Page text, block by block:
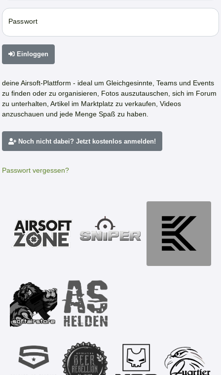
Passwort
Einloggen
deine Airsoft-Plattform - ideal um Gleichgesinnte, Teams und Events
zu finden oder zu organisieren, Fotos auszutauschen, sich im Forum
zu unterhalten, Artikel im Marktplatz zu verkaufen, Videos
anzuschauen und jede Menge Spaß zu haben.
Noch nicht dabei? Jetzt kostenlos anmelden!
Passwort vergessen?